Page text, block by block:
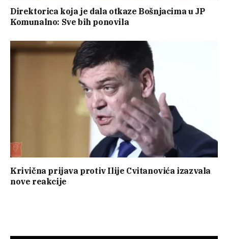
Direktorica koja je dala otkaze Bošnjacima u JP
Komunalno: Sve bih ponovila
Krivična prijava protiv Ilije Cvitanovića izazvala
nove reakcije